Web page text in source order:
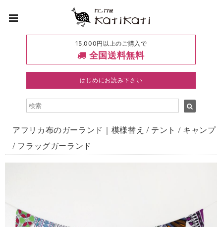
15,000円以上のご購入で
全国送料無料
はじめにお読み下さい
アフリカ布のガーランド｜模様替え / テント / キャンプ
/ フラッグガーランド